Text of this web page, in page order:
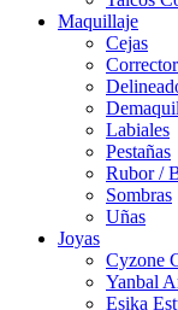
Maquillaje
Cejas
Labiales
Pestañas
Rubor /
Sombras
Uñas
Joyas
Cyzone
Yanbal
Esika